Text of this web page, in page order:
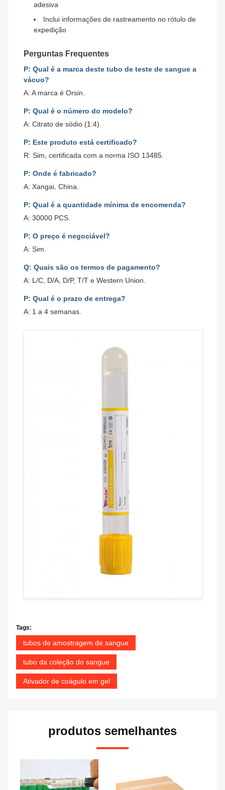
adesiva
Inclui informações de rastreamento no rótulo de
expedição
Perguntas Frequentes
P: Qual é a marca deste tubo de teste de sangue a
vácuo?
A: A marca é Orsin.
P: Qual é o número do modelo?
A: Citrato de sódio (1:4).
P: Este produto está certificado?
R: Sim, certificada com a norma ISO 13485.
P: Onde é fabricado?
A: Xangai, China.
P: Qual é a quantidade mínima de encomenda?
A: 30000 PCS.
P: O preço é negociável?
A: Sim.
Q: Quais são os termos de pagamento?
A: L/C, D/A, D/P, T/T e Western Union.
P: Qual é o prazo de entrega?
A: 1 a 4 semanas.
Tags:
tubos de amostragem de sangue
tubo da coleção do sangue
Ativador de coágulo em gel
produtos semelhantes